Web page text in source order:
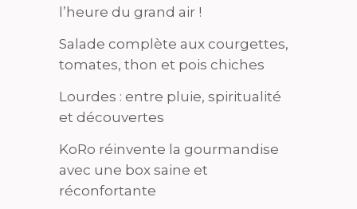
l’heure du grand air !
Salade complète aux courgettes,
tomates, thon et pois chiches
Lourdes : entre pluie, spiritualité
et découvertes
KoRo réinvente la gourmandise
avec une box saine et
réconfortante